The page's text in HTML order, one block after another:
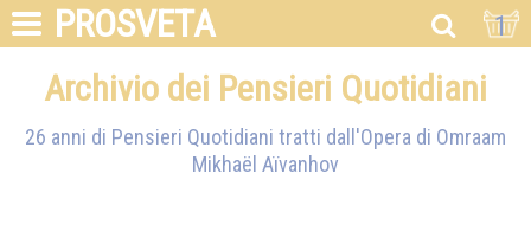
PROSVETA 1
Archivio dei Pensieri Quotidiani
26 anni di Pensieri Quotidiani tratti dall'Opera di Omraam
Mikhaël Aïvanhov